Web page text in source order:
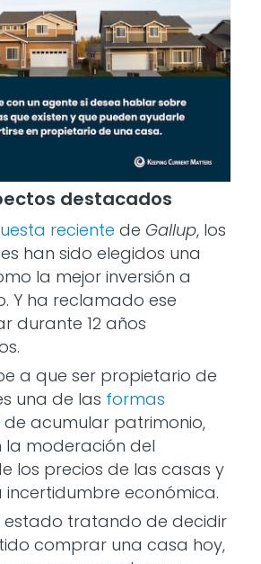
destacados
reciente de Gallup, los
han sido elegidos una
la mejor inversión a
Y ha reclamado ese
durante 12 años
a que ser propietario de
una de las formas
de acumular patrimonio,
la moderación del
los precios de las casas y
incertidumbre económica.
estado tratando de decidir
comprar una casa hoy,